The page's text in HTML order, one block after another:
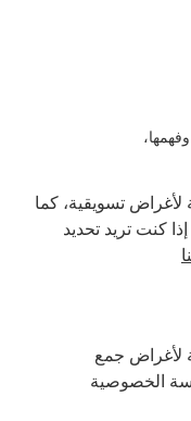
لأغراض تسويقية، كما
إذا كنت تريد تحديد
لأغراض جمع